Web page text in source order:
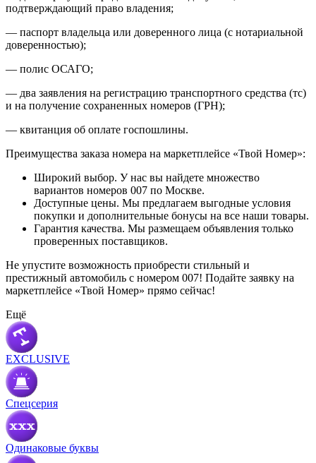
подтверждающий право владения;
— паспорт владельца или доверенного лица (с нотариальной
доверенностью);
— полис ОСАГО;
— два заявления на регистрацию транспортного средства (тс)
и на получение сохраненных номеров (ГРН);
— квитанция об оплате госпошлины.
Преимущества заказа номера на маркетплейсе «Твой Номер»:
Широкий выбор. У нас вы найдете множество
вариантов номеров 007 по Москве.
Доступные цены. Мы предлагаем выгодные условия
покупки и дополнительные бонусы на все наши товары.
Гарантия качества. Мы размещаем объявления только
проверенных поставщиков.
Не упустите возможность приобрести стильный и
престижный автомобиль с номером 007! Подайте заявку на
маркетплейсе «Твой Номер» прямо сейчас!
Ещё
EXCLUSIVE
Спецсерия
Одинаковые буквы